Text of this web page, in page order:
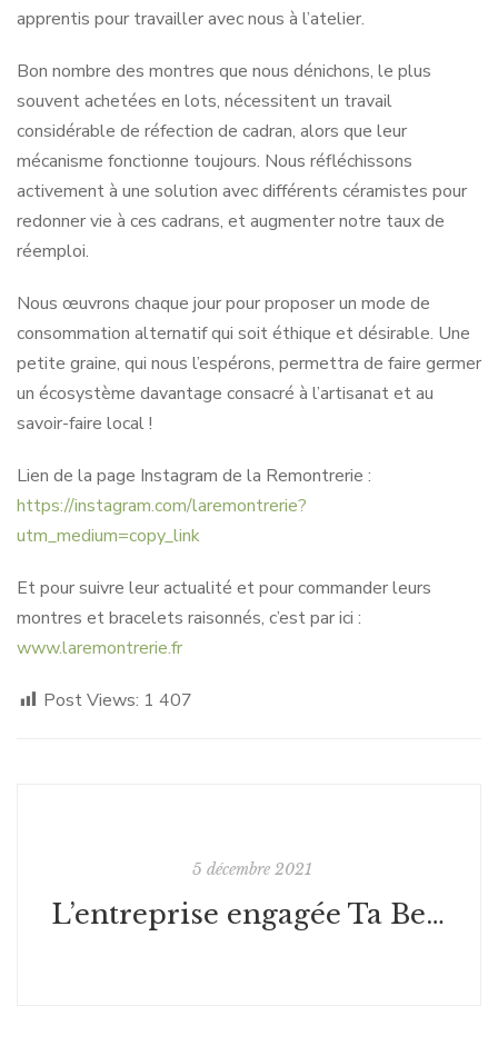
apprentis pour travailler avec nous à l’atelier.
Bon nombre des montres que nous dénichons, le plus
souvent achetées en lots, nécessitent un travail
considérable de réfection de cadran, alors que leur
mécanisme fonctionne toujours. Nous réfléchissons
activement à une solution avec différents céramistes pour
redonner vie à ces cadrans, et augmenter notre taux de
réemploi.
Nous œuvrons chaque jour pour proposer un mode de
consommation alternatif qui soit éthique et désirable. Une
petite graine, qui nous l’espérons, permettra de faire germer
un écosystème davantage consacré à l’artisanat et au
savoir-faire local !
Lien de la page Instagram de la Remontrerie :
https://instagram.com/laremontrerie?
utm_medium=copy_link
Et pour suivre leur actualité et pour commander leurs
montres et bracelets raisonnés, c’est par ici :
www.laremontrerie.fr
Post Views: 1 407
5 décembre 2021
L’entreprise engagée Ta Belle Mer propose aux entreprises des coffrets gourmands et anti-gaspi